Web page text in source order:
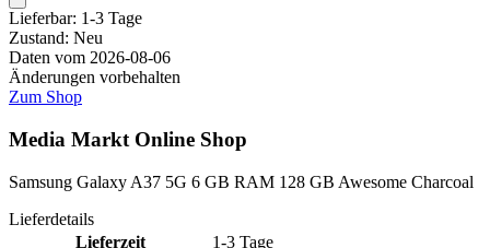
Lieferbar: 1-3 Tage
Zustand: Neu
Daten vom 2026-08-06
Änderungen vorbehalten
Zum Shop
Media Markt Online Shop
Samsung Galaxy A37 5G 6 GB RAM 128 GB Awesome Charcoal
Lieferdetails
Lieferzeit
1-3 Tage